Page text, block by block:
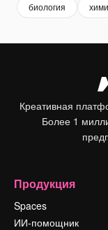
биология
Креативная
Более 1
Продукция
Spaces
ИИ-помощник